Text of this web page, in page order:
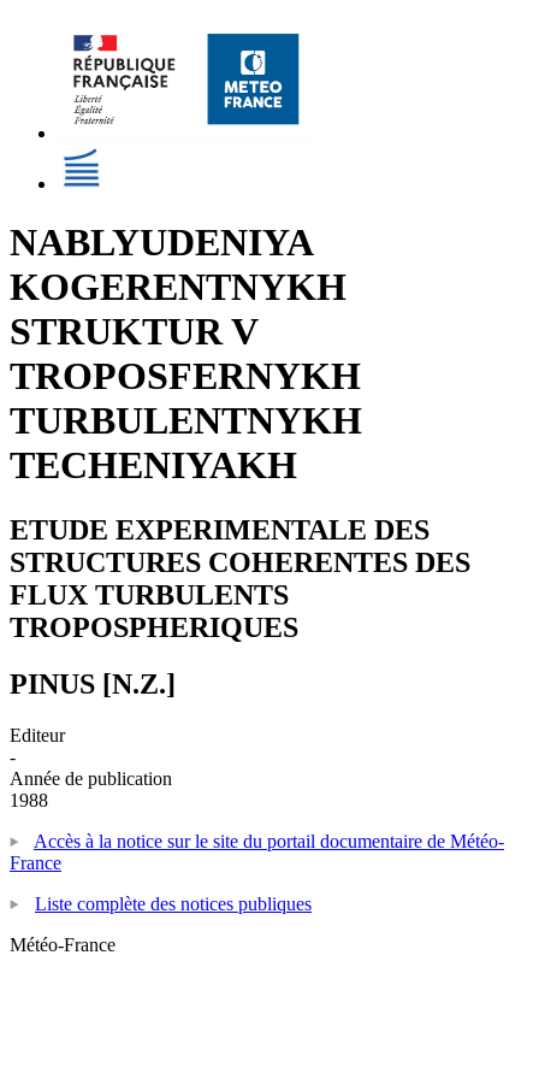
NABLYUDENIYA
KOGERENTNYKH
STRUKTUR V
TROPOSFERNYKH
TURBULENTNYKH
TECHENIYAKH
ETUDE EXPERIMENTALE DES
STRUCTURES COHERENTES DES
FLUX TURBULENTS
TROPOSPHERIQUES
PINUS [N.Z.]
Editeur
-
Année de publication
1988
Accès à la notice sur le site du portail documentaire de Météo-
France
Liste complète des notices publiques
Météo-France